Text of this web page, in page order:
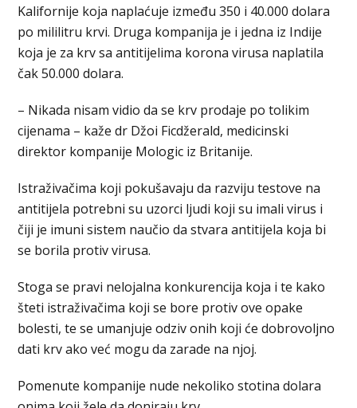
Kalifornije koja naplaćuje između 350 i 40.000 dolara
po mililitru krvi. Druga kompanija je i jedna iz Indije
koja je za krv sa antitijelima korona virusa naplatila
čak 50.000 dolara.
– Nikada nisam vidio da se krv prodaje po tolikim
cijenama – kaže dr Džoi Ficdžerald, medicinski
direktor kompanije Mologic iz Britanije.
Istraživačima koji pokušavaju da razviju testove na
antitijela potrebni su uzorci ljudi koji su imali virus i
čiji je imuni sistem naučio da stvara antitijela koja bi
se borila protiv virusa.
Stoga se pravi nelojalna konkurencija koja i te kako
šteti istraživačima koji se bore protiv ove opake
bolesti, te se umanjuje odziv onih koji će dobrovoljno
dati krv ako već mogu da zarade na njoj.
Pomenute kompanije nude nekoliko stotina dolara